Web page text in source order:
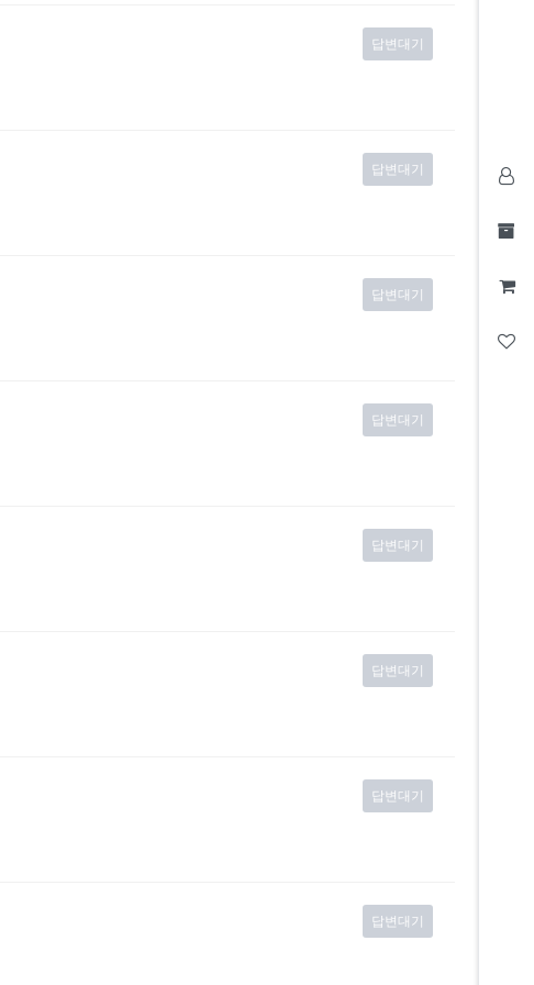
답변대기
답변대기
답변대기
답변대기
답변대기
답변대기
답변대기
답변대기